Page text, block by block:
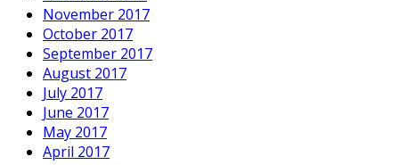
November 2017
October 2017
September 2017
August 2017
July 2017
June 2017
May 2017
April 2017